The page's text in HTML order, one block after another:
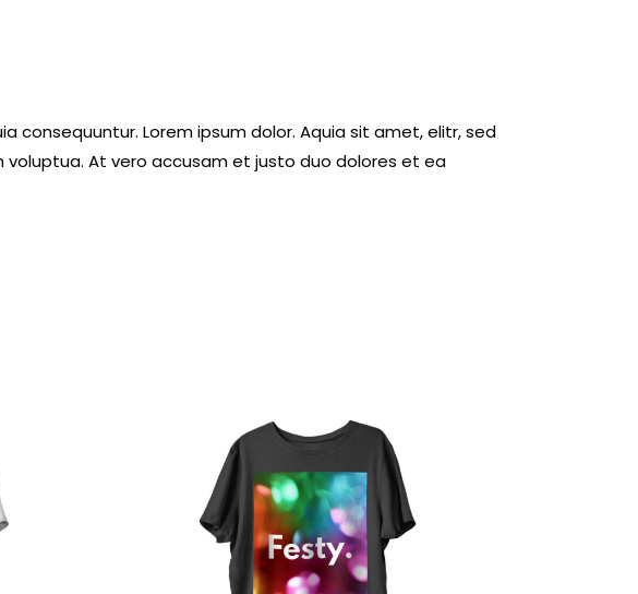
Lorem ipsum dolor. Aquia sit amet, elitr, sed
At vero accusam et justo duo dolores et ea